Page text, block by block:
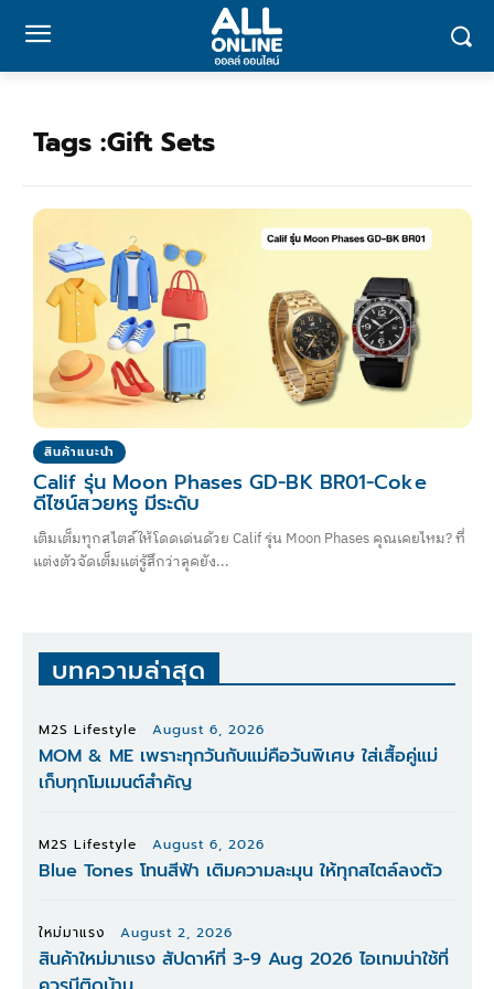
Tags :Gift Sets
สินค้าแนะนำ
Calif รุ่น Moon Phases GD-BK BR01-Coke
ดีไซน์สวยหรู มีระดับ
เติมเต็มทุกสไตล์ให้โดดเด่นด้วย Calif รุ่น Moon Phases คุณเคยไหม? ที่
แต่งตัวจัดเต็มแต่รู้สึกว่าลุคยัง...
บทความล่าสุด
M2S Lifestyle August 6, 2026
MOM & ME เพราะทุกวันกับแม่คือวันพิเศษ ใส่เสื้อคู่แม่
เก็บทุกโมเมนต์สำคัญ
M2S Lifestyle August 6, 2026
Blue Tones โทนสีฟ้า เติมความละมุน ให้ทุกสไตล์ลงตัว
ใหม่มาแรง August 2, 2026
สินค้าใหม่มาแรง สัปดาห์ที่ 3-9 Aug 2026 ไอเทมน่าใช้ที่